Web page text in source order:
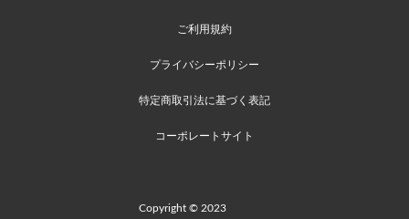
ご利用規約
プライバシーポリシー
特定商取引法に基づく表記
コーポレートサイト
Copyright © 2023